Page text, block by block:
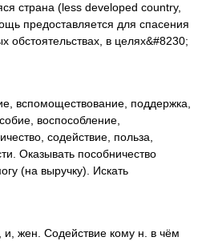
страна (less developed country,
предоставляется для спасения
обстоятельствах, в целях&#8230;
вспомоществование, поддержка,
воспособление,
содействие, польза,
Оказывать пособничество
(на выручку). Искать
Содействие кому н. в чём